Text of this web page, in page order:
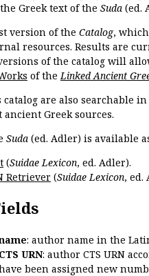
Greek text of the Suda (ed.
version of the Catalog,
resources. Results are
of the catalog will
of theLinked Ancient
are also searchable
Greek sources.
Suda (ed. Adler) is available
(Suidae Lexicon, ed. Adler).
Retriever (Suidae Lexicon, ed.
: author name in the
URN: author CTS URN
been assigned new